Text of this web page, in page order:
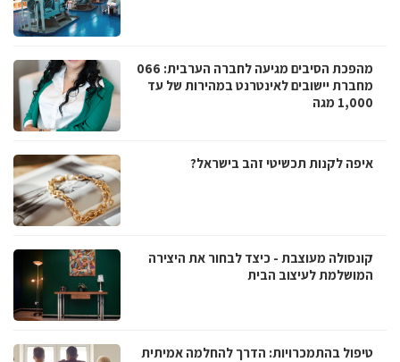
מהפכת הסיבים מגיעה לחברה הערבית: 066
מחברת יישובים לאינטרנט במהירות של עד
1,000 מגה
איפה לקנות תכשיטי זהב בישראל?
קונסולה מעוצבת - כיצד לבחור את היצירה
המושלמת לעיצוב הבית
טיפול בהתמכרויות: הדרך להחלמה אמיתית